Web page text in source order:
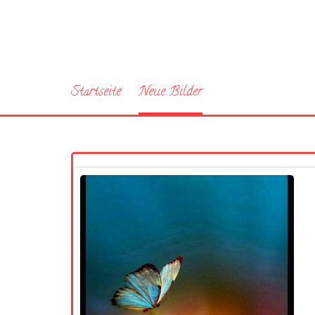
Startseite Neue Bilder